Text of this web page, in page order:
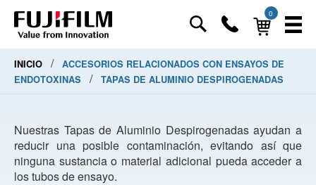
0
INICIO /
ACCESORIOS RELACIONADOS CON ENSAYOS DE
ENDOTOXINAS
/ TAPAS DE ALUMINIO DESPIROGENADAS
Nuestras Tapas de Aluminio Despirogenadas ayudan a
reducir una posible contaminación, evitando así que
ninguna sustancia o material adicional pueda acceder a
los tubos de ensayo.